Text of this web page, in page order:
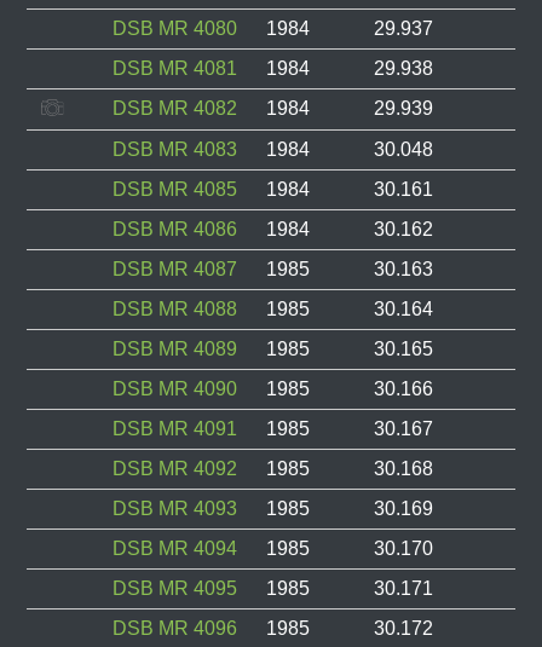
DSB MR 4080
1984
29.937
DSB MR 4081
1984
29.938
DSB MR 4082
1984
29.939
DSB MR 4083
1984
30.048
DSB MR 4085
1984
30.161
DSB MR 4086
1984
30.162
DSB MR 4087
1985
30.163
DSB MR 4088
1985
30.164
DSB MR 4089
1985
30.165
DSB MR 4090
1985
30.166
DSB MR 4091
1985
30.167
DSB MR 4092
1985
30.168
DSB MR 4093
1985
30.169
DSB MR 4094
1985
30.170
DSB MR 4095
1985
30.171
DSB MR 4096
1985
30.172